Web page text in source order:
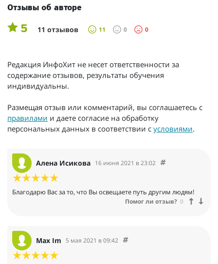
Отзывы об авторе
5 11 отзывов 11 0 0
Редакция ИнфоХит не несет ответственности за
содержание отзывов, результаты обучения
индивидуальны.
Размещая отзыв или комментарий, вы соглашаетесь с
правилами и даете согласие на обработку
персональных данных в соответствии с условиями.
Алена Исикова 16 июня 2021 в 23:02
Благодарю Вас за то, что Вы освещаете путь другим людям!
Помог ли отзыв? 0
Max Im 5 мая 2021 в 09:42